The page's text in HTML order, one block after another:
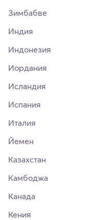
Зимбабве
Индия
Индонезия
Иордания
Исландия
Испания
Италия
Йемен
Казахстан
Камбоджа
Канада
Кения